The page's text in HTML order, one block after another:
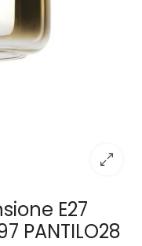
E27
PANTILO28